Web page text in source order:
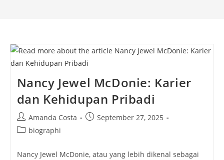
Nancy Jewel McDonie: Karier
dan Kehidupan Pribadi
Post
author:
Amanda Costa
PostSeptember 27, 2025
Postbiographi
Nancy Jewel McDonie, atau yang lebih dikenal sebagai